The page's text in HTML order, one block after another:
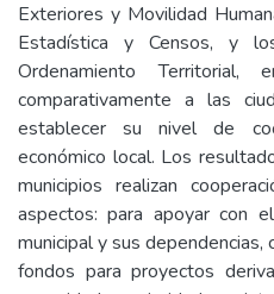
Exteriores y Movilidad
Estadística y Censos, y
Ordenamiento Territorial,
comparativamente a las
establecer su nivel de
económico local. Los
municipios realizan
aspectos: para apoyar con
municipal y sus
fondos para proyectos